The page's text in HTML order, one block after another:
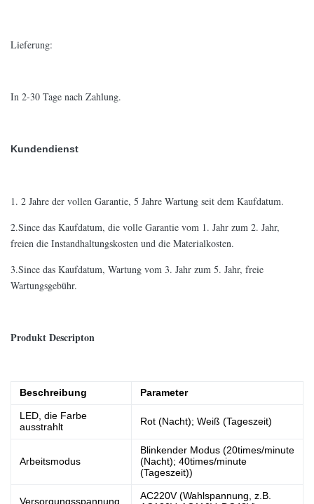
Lieferung:
In 2-30 Tage nach Zahlung.
Kundendienst
1. 2 Jahre der vollen Garantie, 5 Jahre Wartung seit dem Kaufdatum.
2.Since das Kaufdatum, die volle Garantie vom 1. Jahr zum 2. Jahr,
freien die Instandhaltungskosten und die Materialkosten.
3.Since das Kaufdatum, Wartung vom 3. Jahr zum 5. Jahr, freie
Wartungsgebühr.
Produkt Descripton
Beschreibung Parameter
LED, die Farbe
ausstrahlt
Rot (Nacht); Weiß (Tageszeit)
Arbeitsmodus
Blinkender Modus (20times/minute
(Nacht); 40times/minute
(Tageszeit))
Versorgungsspannung
AC220V (Wahlspannung, z.B.